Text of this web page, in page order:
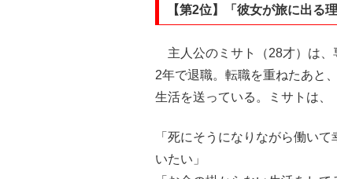
【第2位】「彼女が旅に出る
主人公のミサト（28才）は、
2年で退職。転職を重ねたあと
生活を送っている。ミサトは、
「死にそうになりながら働い
いたい」